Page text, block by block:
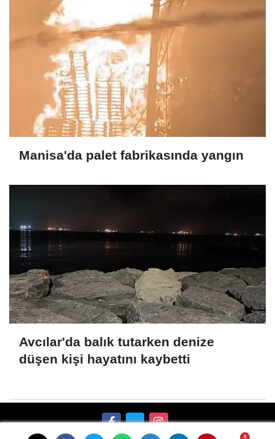
Manisa'da palet fabrikasında yangın
Avcılar'da balık tutarken denize
düşen kişi hayatını kaybetti